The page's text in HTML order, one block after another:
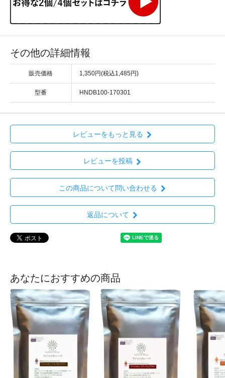
その他の詳細情報
販売価格 1,350円(税込1,485円)
型番 HNDB100-170301
レビューをもっと見る
レビューを投稿
この商品について問い合わせる
返品について
あなたにおすすめの商品